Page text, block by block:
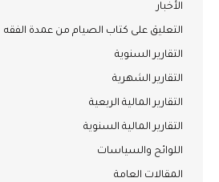
الأخبار
التعليق على كتاب الصيام من عمدة الفقه
التقارير السنوية
التقارير الشهرية
التقارير المالية الربعية
التقارير المالية السنوية
اللوائح والسياسات
المقالات العامة